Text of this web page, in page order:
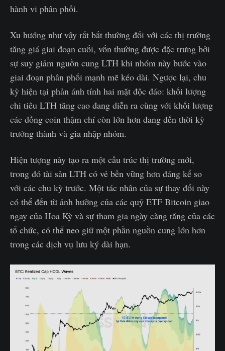
hành vi phân phối.
Xu hướng như vậy rất bất thường đối với các thị trường
tăng giá giai đoạn cuối, vốn thường được đặc trưng bởi
sự suy giảm nguồn cung LTH khi nhóm này bước vào
giai đoạn phân phối mạnh mẽ kéo dài. Ngược lại, chu
kỳ hiện tại phản ánh tính hai mặt độc đáo: khối lượng
chi tiêu LTH tăng cao đang diễn ra cùng với khối lượng
các đồng coin thậm chí còn lớn hơn đang đến thời kỳ
trưởng thành và gia nhập nhóm.
Hiện tượng này tạo ra một cấu trúc thị trường mới,
trong đó tài sản LTH có vẻ bền vững hơn đáng kể so
với các chu kỳ trước. Một tác nhân của sự thay đổi này
có thể đến từ ảnh hưởng của các quỹ ETF Bitcoin giao
ngay của Hoa Kỳ và sự tham gia ngày càng tăng của các
tổ chức, có thể neo giữ một phần nguồn cung lớn hơn
trong các dịch vụ lưu ký dài hạn.